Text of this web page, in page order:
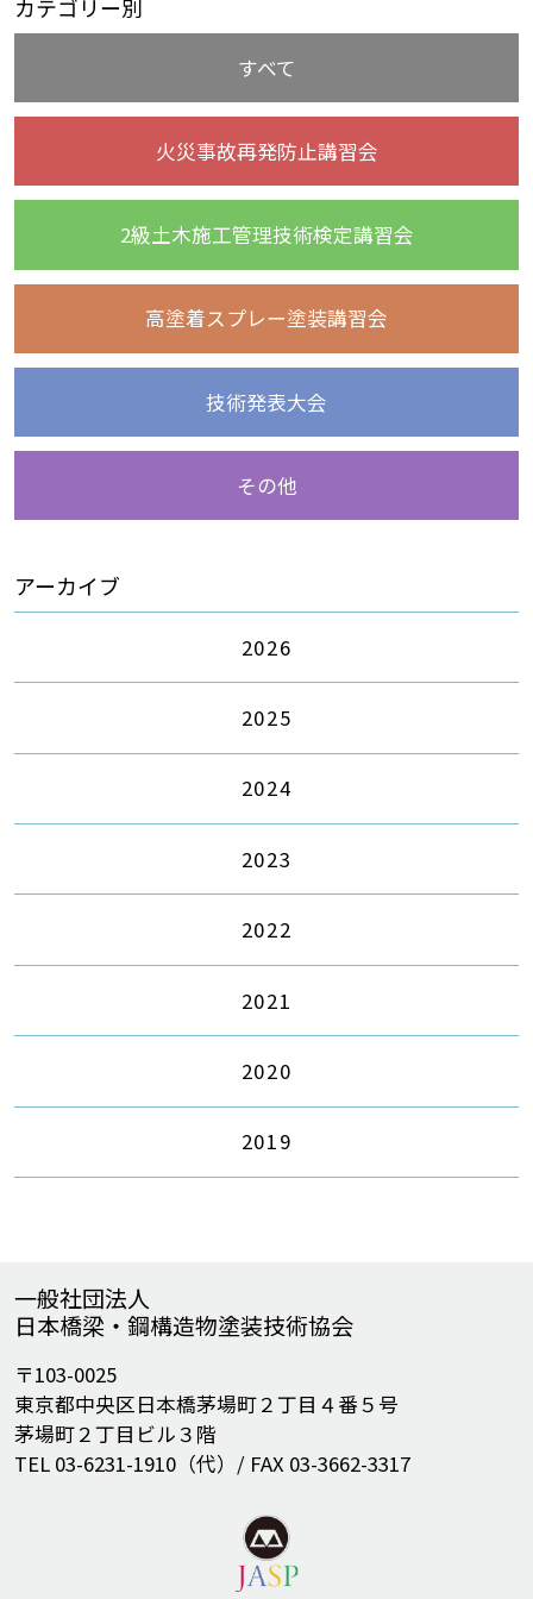
カテゴリー別
すべて
火災事故再発防止講習会
2級土木施工管理技術検定講習会
高塗着スプレー塗装講習会
技術発表大会
その他
アーカイブ
2026
2025
2024
2023
2022
2021
2020
2019
一般社団法人
日本橋梁・鋼構造物塗装技術協会
〒103-0025
東京都中央区日本橋茅場町２丁目４番５号
茅場町２丁目ビル３階
TEL 03-6231-1910（代）/ FAX 03-3662-3317